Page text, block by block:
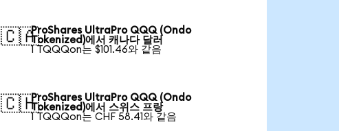
🇨🇦ProShares UltraPro QQQ (Ondo
Tokenized)에서 캐나다 달러
1 TQQQon는 $101.46와 같음
🇨🇭ProShares UltraPro QQQ (Ondo
Tokenized)에서 스위스 프랑
1 TQQQon는 CHF 58.41와 같음